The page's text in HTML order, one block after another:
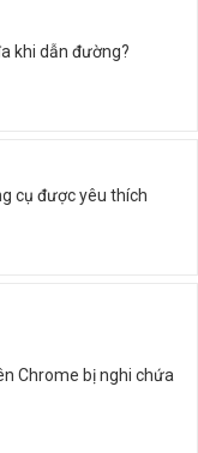
khi dẫn đường?
cụ được yêu thích
Chrome bị nghi chứa